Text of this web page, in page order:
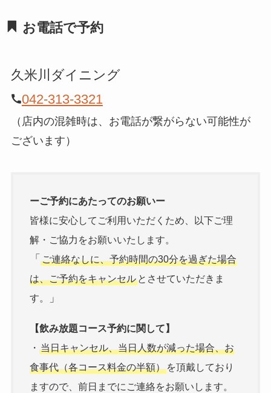
お電話で予約
久米川ダイニング
042-313-3321
（店内の混雑時は、お電話が繋がらない可能性が
ございます）
ーご予約にあたってのお願いー
皆様に安心してご利用いただくため、以下ご理
解・ご協力をお願いいたします。
「 ご連絡なしに、予約時間の30分を過ぎた場合
は、ご予約をキャンセルとさせていただきま
す。
」
【飲み放題コース予約に関して】
・ 当日キャンセル、当日人数が減った場合、お
食事代（各コース料金の半額）を頂戴しており
ますので、前日までにご連絡をお願いします。